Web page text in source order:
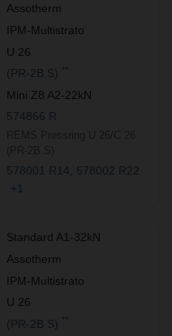
Assotherm
IPM-Multistrato
U 26
(PR-2B S)
Mini Z8 A2-22kN
574866 R
578001 R14
578002 R22
+1
Standard A1-32kN
Assotherm
IPM-Multistrato
U 26
(PR-2B S)